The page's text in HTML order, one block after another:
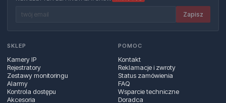
Zapisz
SKLEP
Kamery IP
Rejestratory
Zestawy monitoringu
Alarmy
Kontrola dostępu
Akcesoria
POMOC
Kontakt
Reklamacje i zwroty
Status zamówienia
FAQ
Wsparcie techniczne
Doradca